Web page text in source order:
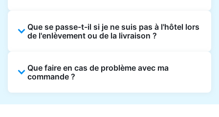
que vous ne payez que pour ce que vous
envoyez, sans frais cachés.
directement à la réception de l'hôtel à l'heure
prévue et vous restituer les articles nettoyés
Que se passe-t-il si je ne suis pas à l'hôtel lors
de l'enlèvement ou de la livraison ?
laissé à la réception pour être collecté et livré
à la réception également. Vous pouvez
également facilement reprogrammer ou
mettre à jour les instructions sur l'application
Que faire en cas de problème avec ma
commande ?